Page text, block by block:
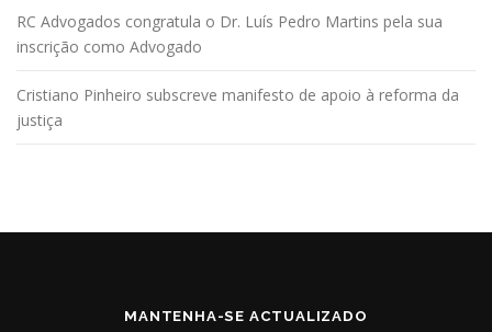
RC Advogados congratula o Dr. Luís Pedro Martins pela sua
inscrição como Advogado
Cristiano Pinheiro subscreve manifesto de apoio à reforma da
justiça
MANTENHA-SE ACTUALIZADO